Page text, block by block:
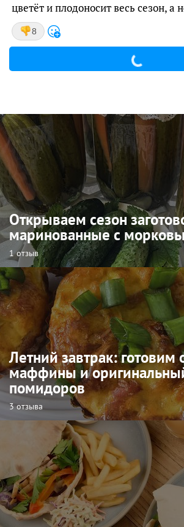
цветёт и плодоносит весь сезон, а
8
Открываем сезон
маринованные с
1 отзыв
Летний завтрак: готовим
маффины и
помидоров
3 отзыва